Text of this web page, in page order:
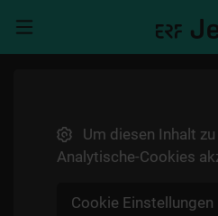
TALKWERKUm diesen Inhalt
Analytische-Cookies
Cookie Einstellungen